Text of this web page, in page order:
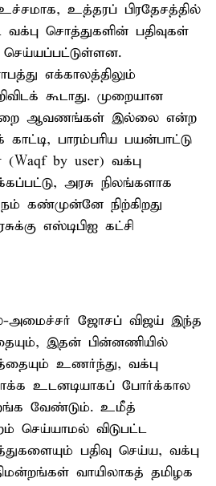
உத்தரப் பிரதேசத்தில்
வக்பு சொத்துகளின் பதிவுகள்
செய்யப்பட்டுள்ளன.
எக்காலத்திலும்
கூடாது. முறையான
ஆவணங்கள் இல்லை என்ற
பாரம்பரிய பயன்பாட்டு
by user) வக்பு
அரசு நிலங்களாக
கண்முன்னே நிற்கிறது
எஸ்டிபிஐ கட்சி
அமைச்சர் ஜோசப் விஜய் இந்த
இதன் பின்னணியில்
உணர்ந்து, வக்பு
உடனடியாகப் போர்க்கால
வேண்டும். உமீத்
செய்யாமல் விடுபட்ட
பதிவு செய்ய, வக்பு
வாயிலாகத் தமிழக